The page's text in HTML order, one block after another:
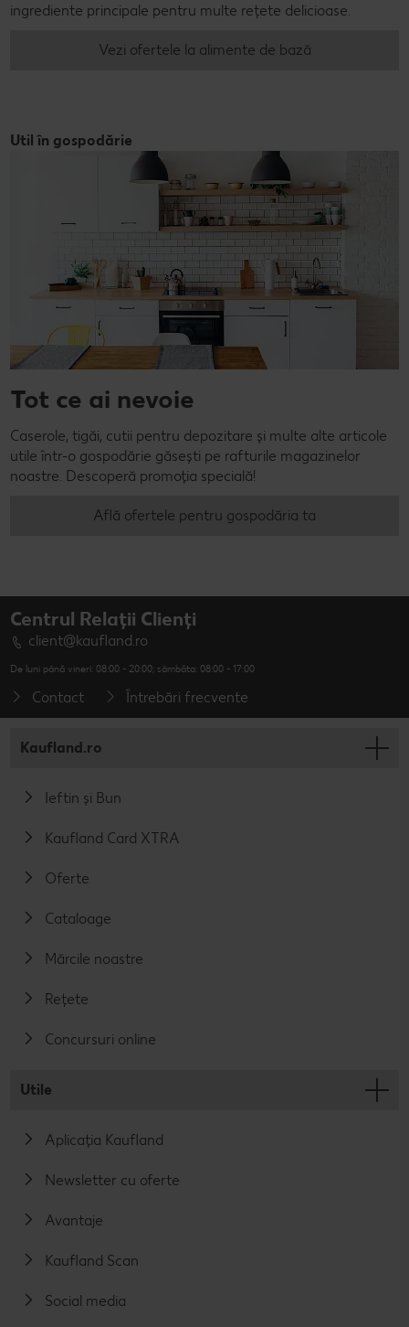
ingrediente principale pentru multe rețete delicioase.
Vezi ofertele la alimente de bază
Util în gospodărie
Tot ce ai nevoie
Caserole, tigăi, cutii pentru depozitare și multe alte articole
utile într-o gospodărie găsești pe rafturile magazinelor
noastre. Descoperă promoția specială!
Află ofertele pentru gospodăria ta
Centrul Relații Clienți
client@kaufland.ro
De luni până vineri: 08:00 - 20:00; sâmbăta: 08:00 - 17:00
Contact Întrebări frecvente
Kaufland.ro
Ieftin și Bun
Kaufland Card XTRA
Oferte
Cataloage
Mărcile noastre
Rețete
Concursuri online
Utile
Aplicația Kaufland
Newsletter cu oferte
Avantaje
Kaufland Scan
Social media